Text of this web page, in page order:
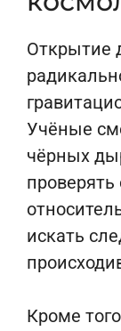
Открытие
Учёные
чёрных
искать
Кроме